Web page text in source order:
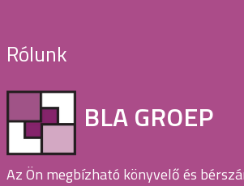
Rólunk
BLA GROEP
Az Ön megbízható könyvelő és